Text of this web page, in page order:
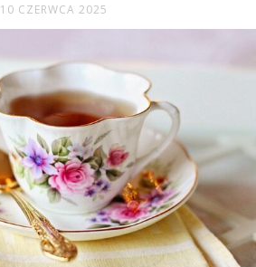
10 CZERWCA 2025